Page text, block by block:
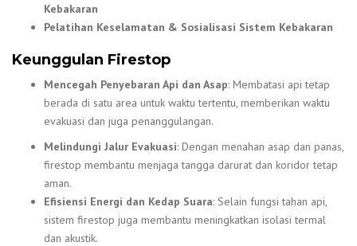
Kebakaran
Pelatihan Keselamatan & Sosialisasi Sistem Kebakaran
Keunggulan Firestop
Mencegah Penyebaran Api dan Asap: Membatasi api tetap
berada di satu area untuk waktu tertentu, memberikan waktu
evakuasi dan juga penanggulangan.
Melindungi Jalur Evakuasi: Dengan menahan asap dan panas,
firestop membantu menjaga tangga darurat dan koridor tetap
aman.
Efisiensi Energi dan Kedap Suara: Selain fungsi tahan api,
sistem firestop juga membantu meningkatkan isolasi termal
dan akustik.